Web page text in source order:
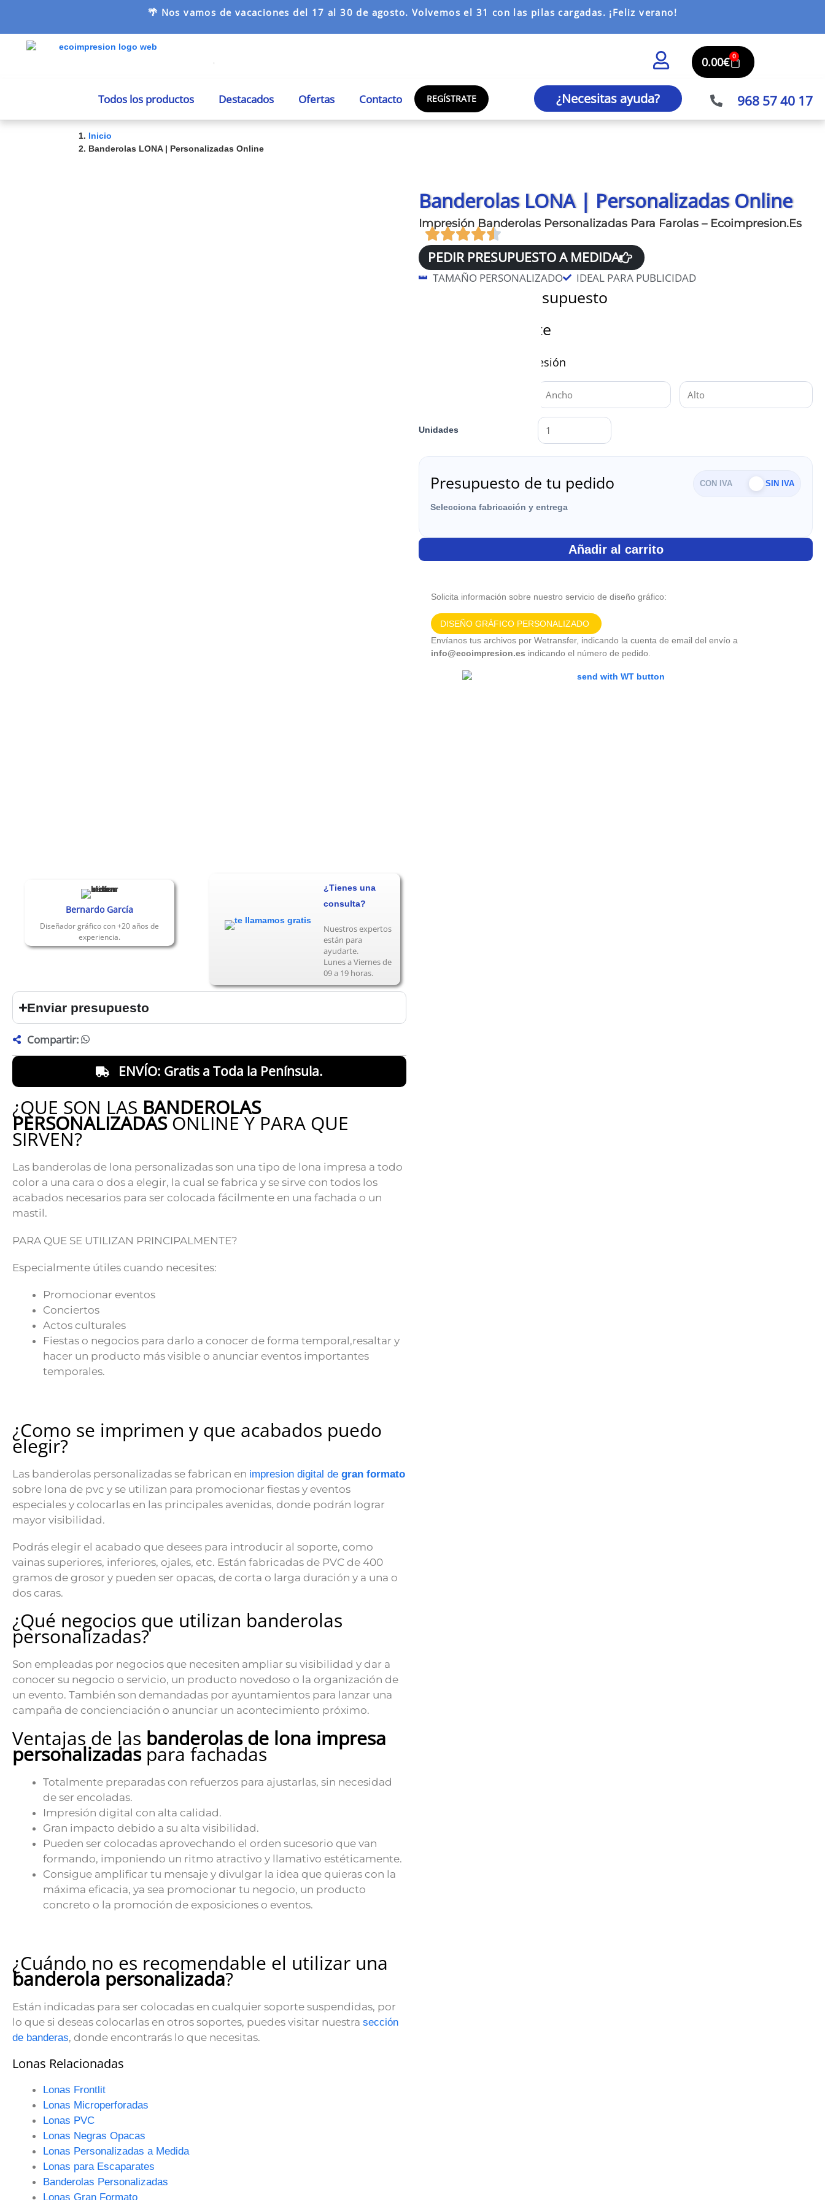
🌴 Nos vamos de vacaciones del 17 al 30 de agosto. Volvemos el 31 con las pilas cargadas. ¡Feliz verano!
0.00€ 0
Todos los productos Destacados Ofertas Contacto REGÍSTRATE ¿Necesitas ayuda? 968 57 40 17
Inicio
Banderolas LONA | Personalizadas Online
Bernardo García
Diseñador gráfico con +20 años de
experiencia.
¿Tienes una
consulta?
Nuestros expertos
están para
ayudarte.
Lunes a Viernes de
09 a 19 horas.
Enviar presupuesto
Compartir:
ENVÍO: Gratis a Toda la Península.
¿QUE SON LAS BANDEROLAS
PERSONALIZADASONLINE Y PARA QUE
SIRVEN?
Las banderolas de lona personalizadas son una tipo de lona impresa a todo
color a una cara o dos a elegir, la cual se fabrica y se sirve con todos los
acabados necesarios para ser colocada fácilmente en una fachada o un
mastil.
PARA QUE SE UTILIZAN PRINCIPALMENTE?
Especialmente útiles cuando necesites:
Promocionar eventos
Conciertos
Actos culturales
Fiestas o negocios para darlo a conocer de forma temporal,resaltar y
hacer un producto más visible o anunciar eventos importantes
temporales.
¿Como se imprimen y que acabados puedo
elegir?
Las banderolas personalizadas se fabrican en impresion digital de gran formato
sobre lona de pvc y se utilizan para promocionar fiestas y eventos
especiales y colocarlas en las principales avenidas, donde podrán lograr
mayor visibilidad.
Podrás elegir el acabado que desees para introducir al soporte, como
vainas superiores, inferiores, ojales, etc. Están fabricadas de PVC de 400
gramos de grosor y pueden ser opacas, de corta o larga duración y a una o
dos caras.
¿Qué negocios que utilizan banderolas
personalizadas?
Son empleadas por negocios que necesiten ampliar su visibilidad y dar a
conocer su negocio o servicio, un producto novedoso o la organización de
un evento. También son demandadas por ayuntamientos para lanzar una
campaña de concienciación o anunciar un acontecimiento próximo.
Ventajas de las banderolas de lona impresa
personalizadas para fachadas
Totalmente preparadas con refuerzos para ajustarlas, sin necesidad
de ser encoladas.
Impresión digital con alta calidad.
Gran impacto debido a su alta visibilidad.
Pueden ser colocadas aprovechando el orden sucesorio que van
formando, imponiendo un ritmo atractivo y llamativo estéticamente.
Consigue amplificar tu mensaje y divulgar la idea que quieras con la
máxima eficacia, ya sea promocionar tu negocio, un producto
concreto o la promoción de exposiciones o eventos.
¿Cuándo no es recomendable el utilizar una
banderola personalizada?
Están indicadas para ser colocadas en cualquier soporte suspendidas, por
lo que si deseas colocarlas en otros soportes, puedes visitar nuestra sección
de banderas, donde encontrarás lo que necesitas.
Lonas Relacionadas
Lonas Frontlit
Lonas Microperforadas
Lonas PVC
Lonas Negras Opacas
Lonas Personalizadas a Medida
Lonas para Escaparates
Banderolas Personalizadas
Lonas Gran Formato
Banderolas LONA | Personalizadas Online
Impresión Banderolas Personalizadas Para Farolas – Ecoimpresion.Es
PEDIR PRESUPUESTO A MEDIDA
TAMAÑO PERSONALIZADO IDEAL PARA PUBLICIDAD
Datos para el presupuesto
Material y variante
Características de impresión
Unidades
Presupuesto de tu pedido CON IVA SIN IVA
Selecciona fabricación y entrega
Añadir al carrito
Solicita información sobre nuestro servicio de diseño gráfico:
DISEÑO GRÁFICO PERSONALIZADO
Envíanos tus archivos por Wetransfer, indicando la cuenta de email del envío a
info@ecoimpresion.es indicando el número de pedido.